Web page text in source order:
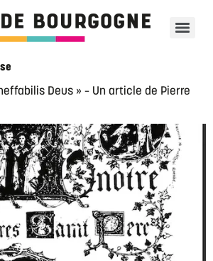
Deus » – Un article de Pierre